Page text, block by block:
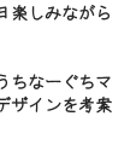
楽しみながら
ちなーぐちマ
ザインを考案